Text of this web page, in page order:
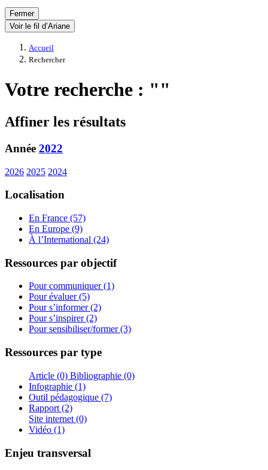
Fermer
Voir le fil d’Ariane
Accueil
Rechercher
Votre recherche : ""
Affiner les résultats
Année 2022
2026 2025 2024
Localisation
En France (57)
En Europe (9)
À l’International (24)
Ressources par objectif
Pour communiquer (1)
Pour évaluer (5)
Pour s’informer (2)
Pour s’inspirer (2)
Pour sensibiliser/former (3)
Ressources par type
Article (0) Bibliographie (0)
Infographie (1)
Outil pédagogique (7)
Rapport (2)
Site internet (0)
Vidéo (1)
Enjeu transversal